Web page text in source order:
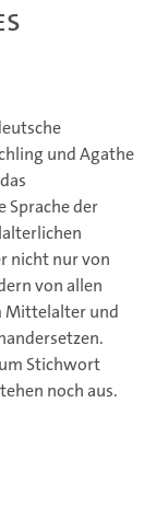
und Agathe
der
nicht nur von
von allen
Mittelalter und
Stichwort
noch aus.